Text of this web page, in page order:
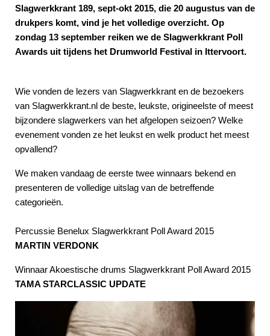
Slagwerkkrant 189, sept-okt 2015, die 20 augustus van de
drukpers komt, vind je het volledige overzicht. Op
zondag 13 september reiken we de Slagwerkkrant Poll
Awards uit tijdens het Drumworld Festival in Ittervoort.
Wie vonden de lezers van Slagwerkkrant en de bezoekers
van Slagwerkkrant.nl de beste, leukste, origineelste of meest
bijzondere slagwerkers van het afgelopen seizoen? Welke
evenement vonden ze het leukst en welk product het meest
opvallend?
We maken vandaag de eerste twee winnaars bekend en
presenteren de volledige uitslag van de betreffende
categorieën.
Percussie Benelux Slagwerkkrant Poll Award 2015
MARTIN VERDONK
Winnaar Akoestische drums Slagwerkkrant Poll Award 2015
TAMA STARCLASSIC UPDATE